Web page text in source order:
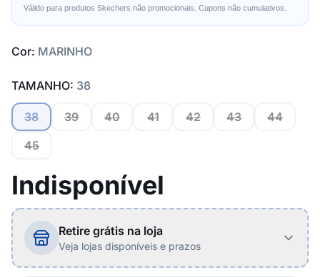
Válido para produtos Skechers não promocionais. Cupons não cumulativos.
Cor: MARINHO
TAMANHO: 38
38 39 40 41 42 43
44
45
Indisponível
Retire grátis na loja
Veja lojas disponíveis e prazos